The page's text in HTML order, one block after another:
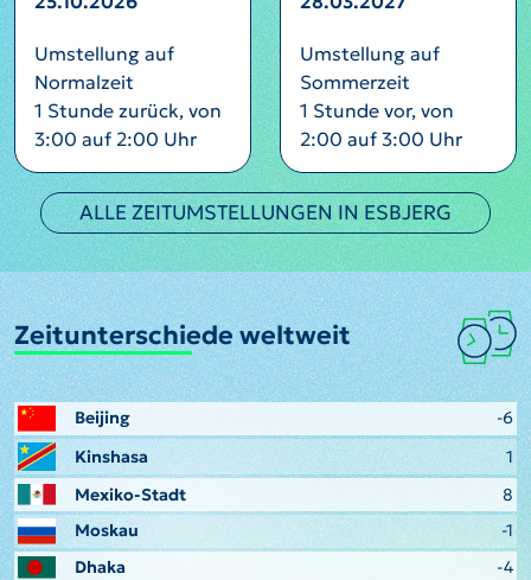
Umstellung auf
Normalzeit
1 Stunde zurück, von
3:00 auf 2:00 Uhr
Umstellung auf
Sommerzeit
1 Stunde vor, von
2:00 auf 3:00 Uhr
ALLE ZEITUMSTELLUNGEN IN ESBJERG
Zeitunterschiede weltweit
Beijing
-6
Kinshasa
1
Mexiko-Stadt
8
Moskau
-1
Dhaka
-4